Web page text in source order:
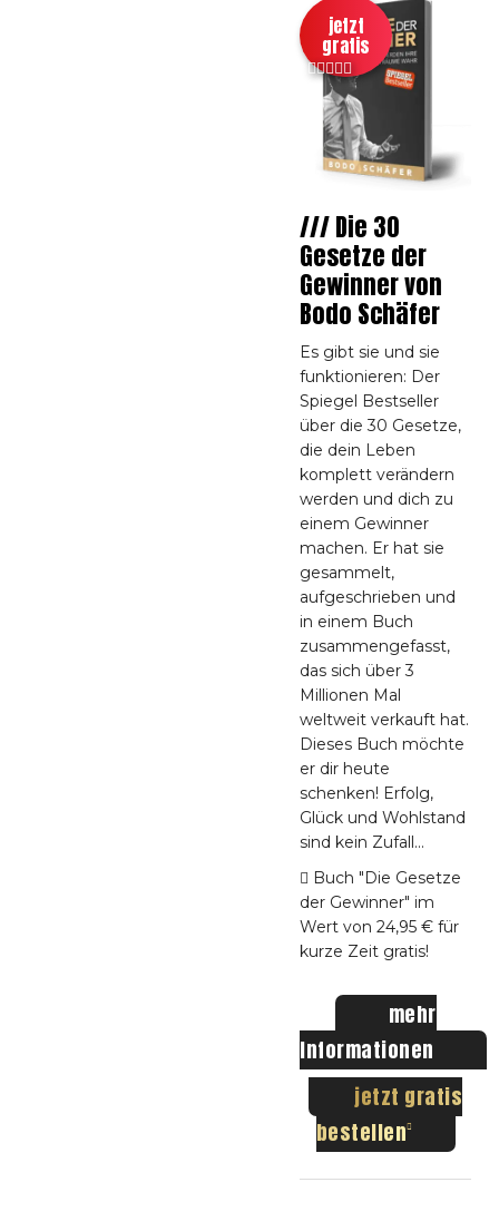
jetzt
gratis
/// Die 30
Gesetze der
Gewinner von
Bodo Schäfer
Es gibt sie und sie
funktionieren: Der
Spiegel Bestseller
über die 30 Gesetze,
die dein Leben
komplett verändern
werden und dich zu
einem Gewinner
machen. Er hat sie
gesammelt,
aufgeschrieben und
in einem Buch
zusammengefasst,
das sich über 3
Millionen Mal
weltweit verkauft hat.
Dieses Buch möchte
er dir heute
schenken! Erfolg,
Glück und Wohlstand
sind kein Zufall...
Buch "Die Gesetze
der Gewinner" im
Wert von 24,95 € für
kurze Zeit gratis!
mehr
Informationen
jetzt gratis
bestellen